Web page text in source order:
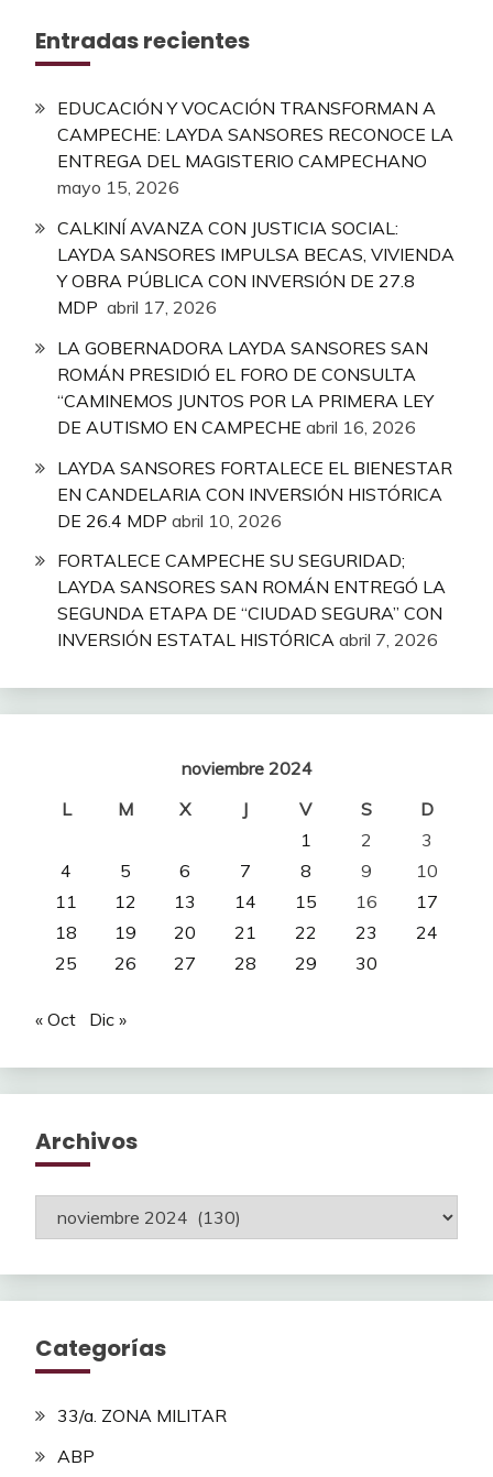
Entradas recientes
EDUCACIÓN Y VOCACIÓN TRANSFORMAN A
CAMPECHE: LAYDA SANSORES RECONOCE LA
ENTREGA DEL MAGISTERIO CAMPECHANO
mayo 15, 2026
CALKINÍ AVANZA CON JUSTICIA SOCIAL:
LAYDA SANSORES IMPULSA BECAS, VIVIENDA
Y OBRA PÚBLICA CON INVERSIÓN DE 27.8
MDP abril 17, 2026
LA GOBERNADORA LAYDA SANSORES SAN
ROMÁN PRESIDIÓ EL FORO DE CONSULTA
“CAMINEMOS JUNTOS POR LA PRIMERA LEY
DE AUTISMO EN CAMPECHE abril 16, 2026
LAYDA SANSORES FORTALECE EL BIENESTAR
EN CANDELARIA CON INVERSIÓN HISTÓRICA
DE 26.4 MDP abril 10, 2026
FORTALECE CAMPECHE SU SEGURIDAD;
LAYDA SANSORES SAN ROMÁN ENTREGÓ LA
SEGUNDA ETAPA DE “CIUDAD SEGURA” CON
INVERSIÓN ESTATAL HISTÓRICA abril 7, 2026
noviembre 2024
L
M X J V S
D
1
2
3
4
5 6 7 8 9
10
11
12 13 14 15 16
17
18
19 20 21 22 23
24
25
26 27 28 29 30
« Oct Dic »
Archivos
Archivos
Categorías
33/a. ZONA MILITAR
ABP